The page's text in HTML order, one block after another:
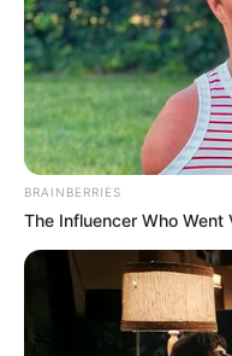
BRAINBERRIES
The Influencer Who Went